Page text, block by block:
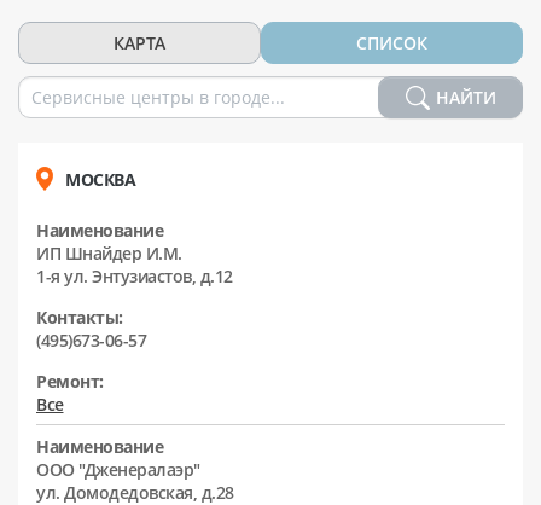
КАРТА СПИСОК
НАЙТИ
МОСКВА
Наименование
ИП Шнайдер И.М.
1-я ул. Энтузиастов, д.12
Контакты:
(495)673-06-57
Ремонт:
Все
Наименование
ООО "Дженералаэр"
ул. Домодедовская, д.28